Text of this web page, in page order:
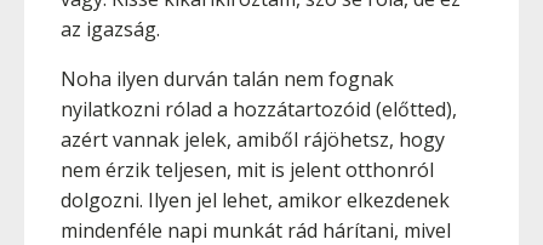
az igazság.
Noha ilyen durván talán nem fognak
nyilatkozni rólad a hozzátartozóid (előtted),
azért vannak jelek, amiből rájöhetsz, hogy
nem érzik teljesen, mit is jelent otthonról
dolgozni. Ilyen jel lehet, amikor elkezdenek
mindenféle napi munkát rád hárítani, mivel